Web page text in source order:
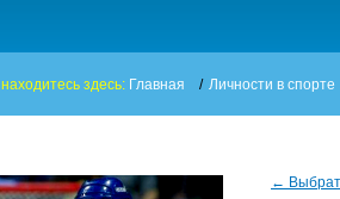
здесь: Главная / Личности в спорте
←